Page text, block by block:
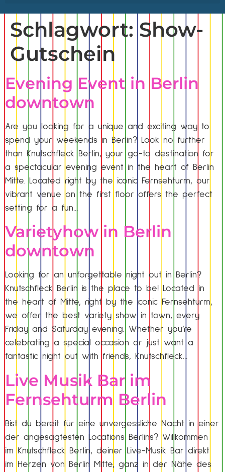
Schlagwort: Show-
Gutschein
Evening Event in Berlin
downtown
Are you looking for a unique and exciting way to
spend your weekends in Berlin? Look no further
than Knutschfleck Berlin, your go-to destination for
a spectacular evening event in the heart of Berlin
Mitte. Located right by the iconic Fernsehturm, our
vibrant venue on the first floor offers the perfect
setting for a fun…
Varietyhow in Berlin
downtown
Looking for an unforgettable night out in Berlin?
Knutschfleck Berlin is the place to be! Located in
the heart of Mitte, right by the iconic Fernsehturm,
we offer the best variety show in town, every
Friday and Saturday evening. Whether you’re
celebrating a special occasion or just want a
fantastic night out with friends, Knutschfleck…
Live Musik Bar im
Fernsehturm Berlin
Bist du bereit für eine unvergessliche Nacht in einer
der angesagtesten Locations Berlins? Willkommen
im Knutschfleck Berlin, deiner Live-Musik Bar direkt
im Herzen von Berlin Mitte, ganz in der Nähe des